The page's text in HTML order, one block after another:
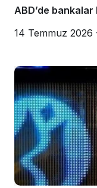
ABD’de
14 Temmuz 2026